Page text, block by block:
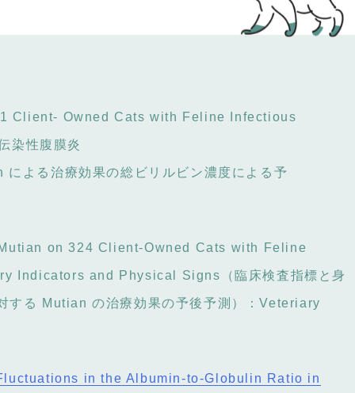
Client- Owned Cats with Feline Infectious
性腹膜炎
よる治療効果の総ビリルビン濃度による予
on 324 Client-Owned Cats with Feline
and Physical Signs（臨床検査指標と身
する Mutian の治療効果の予後予測）：Veteriary
in the Albumin-to-Globulin Ratio in